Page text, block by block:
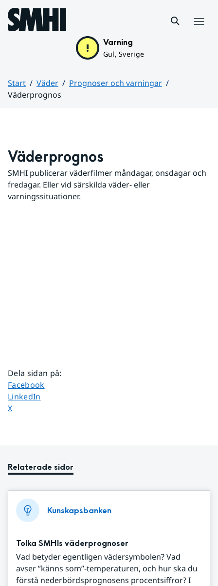
Hoppa till sidans innehåll
Varning
Gul, Sverige
Start Väder
Prognoser och varningar
Väderprognos
Väderprognos
SMHI publicerar väderfilmer måndagar, onsdagar och
fredagar. Eller vid särskilda väder- eller
varningssituationer.
Dela sidan på:
Dela sidan på
Facebook
Dela sidan på
LinkedIn
Dela sidan på
X
Relaterade sidor
Kunskapsbanken
Tolka SMHIs väderprognoser
Vad betyder egentligen vädersymbolen? Vad
avser ”känns som”-temperaturen, och hur ska du
förstå nederbördsprognosens procentsiffror? I